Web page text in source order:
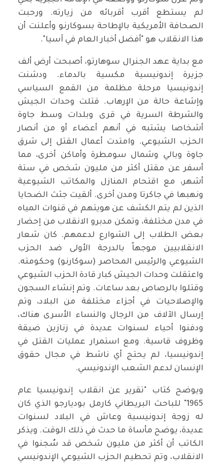
لم يستطع أقرب أقربائه من زيارته. ورحبت
الصحافة الأمريكية بالإطاحة بسوكارنو وأعلنت أن
هذا الانقلاب هو "أفضل أخبار العام في آسيا".
مع بداية عهد الجنرال سوهارتو، أصبحت أرض ألف
جزيرة إندونيسية مكسية بالدماء. ودشنت
إندونيسيا مرحلة مظلمة من القمع السياسي
وإشاعة حالة من الإرهاب. قتلت وحدات الجيش
والشرطة السرية في قرى وبلدات وسط جاوة
أشخاصا يشتبه في أنهم أعضاء أو من أنصار
الحزب الشيوعي. وامتدت أعمال القتل إلى شرق
جاوة وبالي وشمال سومطرة وأماكن أخرى، مما
أسفر عن مقتل أكثر من مليون شخص في ستة
أشهر، مع اقتحام المنازل والمكاتب الشيوعية
ونهبها في جاكرتا ومدن أخرى. ألقيت جثث الضحايا
الذين لم يتم الكشف عن هويتهم في قنوات المياه
في مدن مختلفة، وتمكن مدبرو الانقلاب من إحضار
بعض الطلاب إلى الشوارع لدعمهم. كان شعار
الانقلابيين موجهاً بالدرجة الأولى ضد الحزب
الشيوعي والرئيس المحاصر (سوكارنو) وحكومته.
واعتقلت وحدات الجيش كبار قادة الحزب الشيوعي
وقتلوا بالرصاص بعد ساعات. وتم إنشاء السجون
والإصلاحيات في أجزاء مختلفة من البلاد، وتم
إرسال الآلاف من الرجال والنساء الأسرى هناك،
ودفنوا أحياء لسنوات عديدة في زنازين ضيقة
وظروف قاسية. ومع استمرار عمليات القتل في
إندونيسيا، لم يحتج أي ناشط في مجال حقوق
الإنسان لدعم الشعب الإندونيسي.
ويوضح كتاب "تقرير عن انقلاب إندونيسيا عام
1965" للباحث البريطاني كارمل بوديارجو الذي كان
له زوجة إندونيسية وعاش في البلاد لسنوات
عديدة، يوضح مأساة ما حدث في ذلك الوقت. ويذكر
الكاتب أن أكثر من مليون شخص قد سُجنوا في
الانقلاب، وتم تحطيم الحزب الشيوعي الإندونيسي